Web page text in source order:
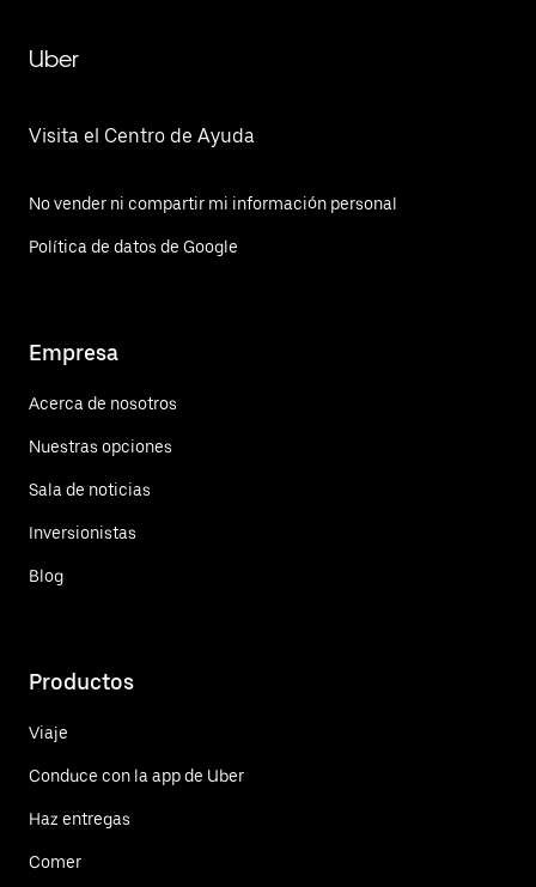
Uber
Visita el Centro de Ayuda
No vender ni compartir mi información personal
Política de datos de Google
Empresa
Acerca de nosotros
Nuestras opciones
Sala de noticias
Inversionistas
Blog
Productos
Viaje
Conduce con la app de Uber
Haz entregas
Comer